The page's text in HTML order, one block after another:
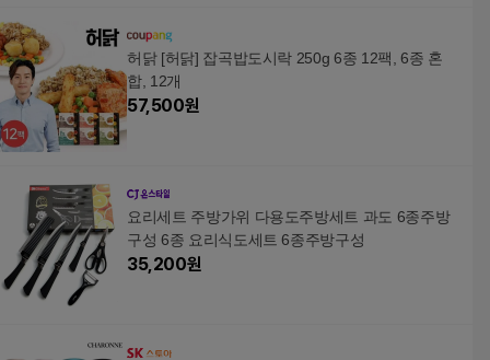
허닭 [허닭] 잡곡밥도시락 250g 6종 12팩, 6종 혼
합, 12개
57,500원
요리세트 주방가위 다용도주방세트 과도 6종주방
구성 6종 요리식도세트 6종주방구성
35,200원